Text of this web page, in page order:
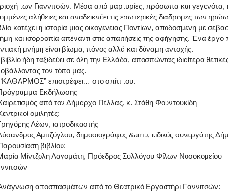
των Γιαννιτσών. Μέσα από μαρτυρίες, πρόσωπα και γεγονότα,
αλήθειες και αναδεικνύει τις εσωτερικές διαδρομές των
κατέχει η ιστορία μιας οικογένειας Ποντίων, αποδοσμένη με
και ισορροπία απέναντι στις απαιτήσεις της αφήγησης. Ένα έργο
μνήμη είναι βίωμα, πόνος αλλά και δύναμη αντοχής.
ήδη ταξιδεύει σε όλη την Ελλάδα, αποσπώντας ιδιαίτερα θετικές
τον τόπο μας.
επιστρέφει… στο σπίτι του.
Εκδήλωσης
από τον Δήμαρχο Πέλλας, κ. Στάθη Φουντουκίδη
ομιλητές:
Λέων, ιατροδικαστής
Αμιτζόγλου, δημοσιογράφος &amp; ειδικός συνεργάτης
βιβλίου:
Μίντζολη Λαγομάτη, Πρόεδρος Συλλόγου Φίλων Νοσοκομείου
αποσπασμάτων από το Θεατρικό Εργαστήρι Γιαννιτσών: